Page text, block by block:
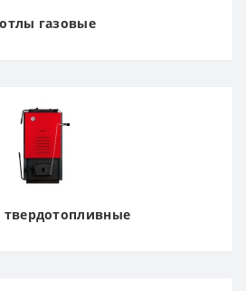
газовые
твердотопливные